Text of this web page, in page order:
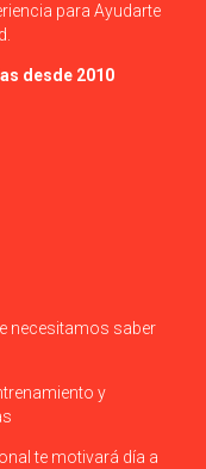
para Ayudarte
desde 2010
necesitamos saber
y
te motivará día a